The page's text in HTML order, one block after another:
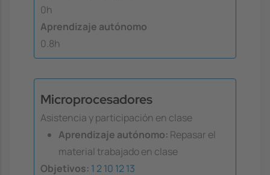
0h
Aprendizaje autónomo
0.8h
Microprocesadores
Asistencia y participación en clase
Aprendizaje autónomo: Repasar el
material trabajado en clase
Objetivos: 1 210 1213